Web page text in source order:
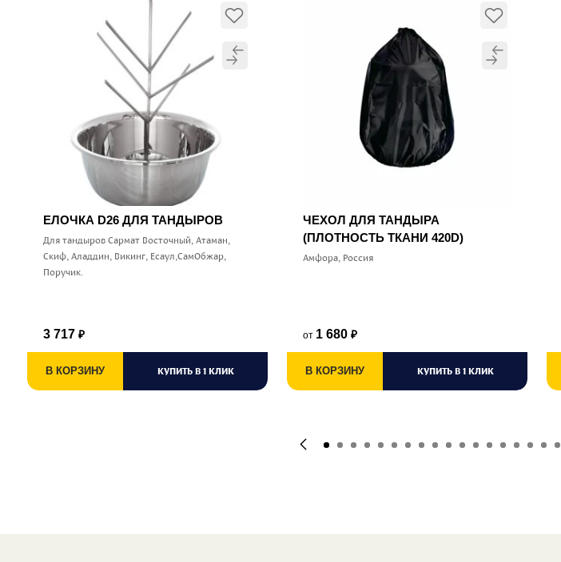
ЕЛОЧКА D26 ДЛЯ ТАНДЫРОВ
Для тандыров Сармат Восточный, Атаман,
Скиф, Аладдин, Викинг, Есаул,СамОбжар,
Поручик.
3 717 ₽
В КОРЗИНУ КУПИТЬ В 1 КЛИК
ЧЕХОЛ ДЛЯ ТАНДЫРА
(ПЛОТНОСТЬ ТКАНИ 420D)
Амфора, Россия
от 1 680 ₽
В КОРЗИНУ КУПИТЬ В 1 КЛИК